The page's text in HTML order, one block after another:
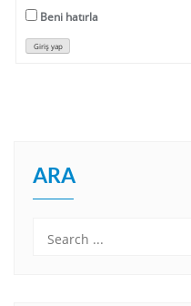
Beni hatırla
Giriş yap
ARA